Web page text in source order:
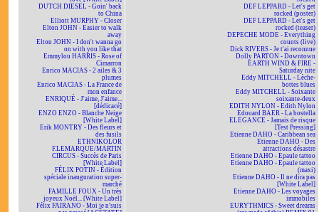
DUTCH DIESEL - Goin' back
to China
Elliott MURPHY - Closer
Elton JOHN - Easier to walk
away
Elton JOHN - I don't wanna go
on with you like that
Emmylou HARRIS - Rose of
Cimarron
Enrico MACIAS - 2 ailes & 3
plumes
Enrico MACIAS - La France de
mon enfance
ENRIQUÉ - J'aime, J'aime...
[dédicacé]
ENZO ENZO - Blanche Neige
[White Label]
Erik MONTRY - Des fleurs et
des fusils
ETHNIKOLOR
F.LEMARQUE/MARTIN
CIRCUS - Succès de Paris
[White Label]
FÉLIX POTIN - Édition
spéciale inauguration super-
marché
FAMILLE FOUX - Un très
joyeux Noël... [White Label]
Félix FAIRANO - Moi je n'suis
DEF LEPPARD - Let's get
rocked (poster)
DEF LEPPARD - Let's get
rocked (teaser)
DEPECHE MODE - Everything
counts (live)
Dick RIVERS - Je t'ai reconnue
Dolly PARTON - Downtown
EARTH WIND & FIRE -
Saturday nite
Eddy MITCHELL - Lèche-
bottes blues
Eddy MITCHELL - Soixante
soixante-deux
EDITH NYLON - Edith Nylon
Edouard BAER - La bostella
ELEGANCE - Jamais de risque
[Test Pressing]
Etienne DAHO - Caribbean sea
Etienne DAHO - Des
attractions désastre
Etienne DAHO - Epaule tattoo
Etienne DAHO - Epaule tattoo
(maxi)
Etienne DAHO - Il ne dira pas
[White Label]
Etienne DAHO - Les voyages
immobiles
EURYTHMICS - Sweet dreams